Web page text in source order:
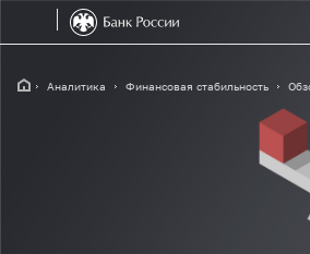
Аналитика Финансовая стабильность